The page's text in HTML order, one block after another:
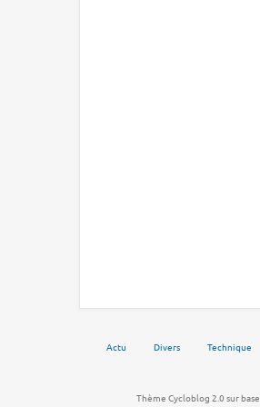
Actu Divers Technique
Thème Cycloblog 2.0 sur base